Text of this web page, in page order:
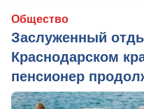
Общество
Заслуженный
Краснодарском
пенсионер